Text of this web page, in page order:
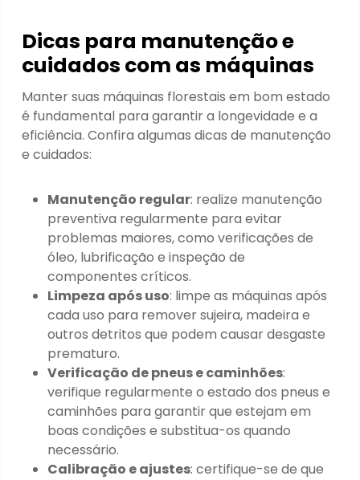
Dicas para manutenção e
cuidados com as máquinas
Manter suas máquinas florestais em bom estado
é fundamental para garantir a longevidade e a
eficiência. Confira algumas dicas de manutenção
e cuidados:
Manutenção regular: realize manutenção
preventiva regularmente para evitar
problemas maiores, como verificações de
óleo, lubrificação e inspeção de
componentes críticos.
Limpeza após uso: limpe as máquinas após
cada uso para remover sujeira, madeira e
outros detritos que podem causar desgaste
prematuro.
Verificação de pneus e caminhões:
verifique regularmente o estado dos pneus e
caminhões para garantir que estejam em
boas condições e substitua-os quando
necessário.
Calibração e ajustes: certifique-se de que